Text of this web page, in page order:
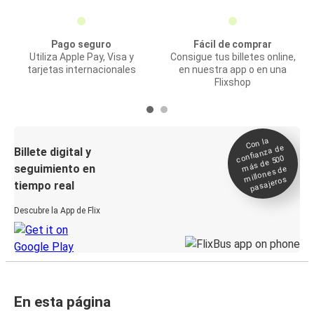
Pago seguro
Utiliza Apple Pay, Visa y
tarjetas internacionales
Fácil de comprar
Consigue tus billetes online,
en nuestra app o en una
Flixshop
Billete digital y
seguimiento en
tiempo real
Descubre la App de Flix
Con la
confianza de
más de 500
millones de
pasajeros
En esta página